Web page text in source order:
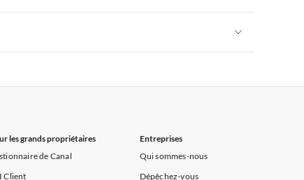
Appartements de Vacances à Provence
Appartements de Vacances à Provence
les grands propriétaires
de Canal
Client
Entreprises
Qui sommes-nous
Dépêchez-vous